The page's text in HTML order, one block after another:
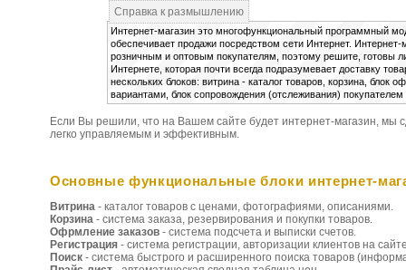
Справка к размышлению
Интернет-магазин это многофункциональный программный
обеспечивает продажи посредством сети Интернет.
розничным и оптовым покупателям, поэтому решите, готовы
Интернете, которая почти всегда подразумевает доставку
нескольких блоков: витрина - каталог товаров, корзина, блок
вариантами, блок сопровождения (отслеживания) покупателем
Если Вы решили, что на Вашем сайте будет интернет-магазин, мы
легко управляемым и эффективным.
Основные функциональные блоки интернет-
Витрина - каталог товаров с ценами, фотографиями, описаниями.
Корзина - система заказа, резервирования и покупки товаров.
Офрмление заказов - система подсчета и выписки счетов.
Регистрация - система регистрации, авторизации клиентов на
Поиск - система быстрого и расширенного поиска товаров